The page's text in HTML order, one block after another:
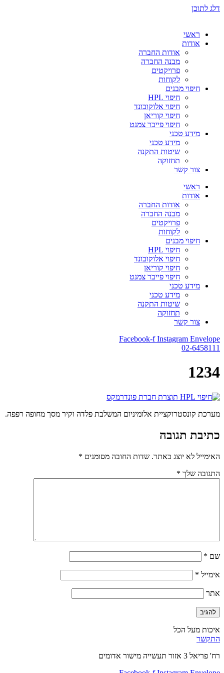
דלג לתוכן
ראשי
אודות
אודות החברה
מבנה החברה
פרויקטים
לקוחות
חיפוי מבנים
חיפוי HPL
חיפוי אלוקובונד
חיפוי קוריאן
חיפוי פייבר צמנט
מידע טכני
מידע טכני
שיטות התקנה
תחזוקה
צור קשר
ראשי
אודות
אודות החברה
מבנה החברה
פרויקטים
לקוחות
חיפוי מבנים
חיפוי HPL
חיפוי אלוקובונד
חיפוי קוריאן
חיפוי פייבר צמנט
מידע טכני
מידע טכני
שיטות התקנה
תחזוקה
צור קשר
Facebook-f Instagram Envelope
02-6458111
1234
מערכת קונסטרוקציית אלומיניום המשלבת פלדה וקיר מסך מחופה רפפה.
כתיבת תגובה
האימייל לא יוצג באתר. שדות החובה מסומנים *
התגובה שלך *
שם *
אימייל *
אתר
איכות מעל הכל
התקשר
רח' פריאל 3 אזור תעשייה מישור אדומים